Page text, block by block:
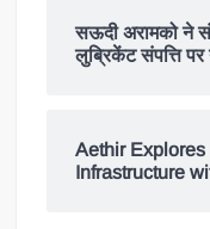
सऊदी अरामको ने
लुब्रिकेंट संपत्ति पर
Aethir
Infrastructure